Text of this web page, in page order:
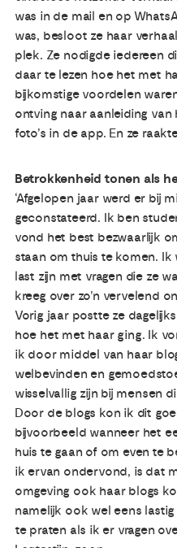
was in de mail en op
was, besloot ze haar
plek. Ze nodigde iedereen
daar te lezen hoe het met
bijkomstige voordelen
ontving naar aanleiding
foto’s in de app. En ze
Betrokkenheid tonen als
‘Afgelopen jaar werd er bij
geconstateerd. Ik ben
vond het best bezwaarlijk
staan om thuis te komen.
last zijn met vragen die ze
kreeg over zo’n vervelend
Vorig jaar postte ze
hoe het met haar ging. Ik
ik door middel van haar
welbevinden en
wisselvallig zijn bij mensen
Door de blogs kon ik dit
bijvoorbeeld wanneer het
huis te gaan of om even te
ik ervan ondervond, is dat
omgeving ook haar blogs
namelijk ook wel eens
te praten als ik er vragen